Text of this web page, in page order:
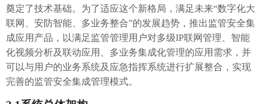
奠定了技术基础。为了适应这个新格局，满足未来“数字化大
联网、安防智能、多业务整合”的发展趋势，推出监管安全集
成应用产品，以满足监管管理用户对多级IP联网管理、智能
化视频分析及联动应用、多业务集成化管理的应用需求，并
可以与用户的业务系统及应急指挥系统进行扩展整合，实现
完善的监管安全集成管理模式。